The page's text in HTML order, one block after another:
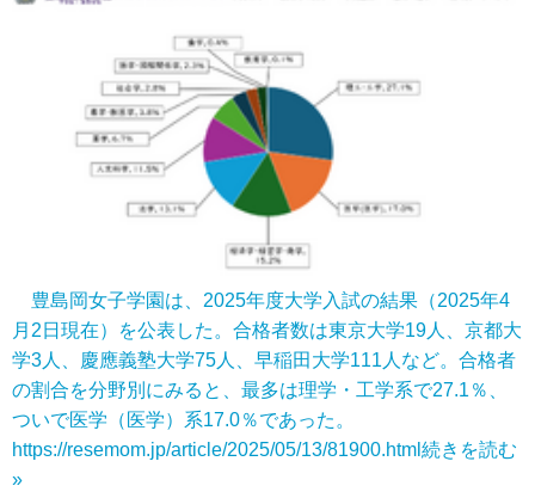
豊島岡女子学園は、2025年度大学入試の結果（2025年4
月2日現在）を公表した。合格者数は東京大学19人、京都大
学3人、慶應義塾大学75人、早稲田大学111人など。合格者
の割合を分野別にみると、最多は理学・工学系で27.1％、
ついで医学（医学）系17.0％であった。
https://resemom.jp/article/2025/05/13/81900.html 続きを読む
»